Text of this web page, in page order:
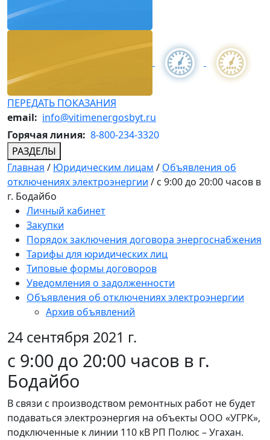
ПЕРЕДАТЬ ПОКАЗАНИЯ
email: info@vitimenergosbyt.ru
Горячая линия: 8-800-234-3320
РАЗДЕЛЫ
Главная / Юридическим лицам / Объявления об
отключениях электроэнергии / с 9:00 до 20:00 часов в
г. Бодайбо
Личный кабинет
Закупки
Порядок заключения договора энергоснабжения
Тарифы для юридических лиц
Типовые формы договоров
Уведомления о задолженности
Объявления об отключениях электроэнергии
Архив объявлений
24 сентября 2021 г.
с 9:00 до 20:00 часов в г.
Бодайбо
В связи с производством ремонтных работ не будет
подаваться электроэнергия на объекты ООО «УГРК»,
подключенные к линии 110 кВ РП Полюс – Угахан.